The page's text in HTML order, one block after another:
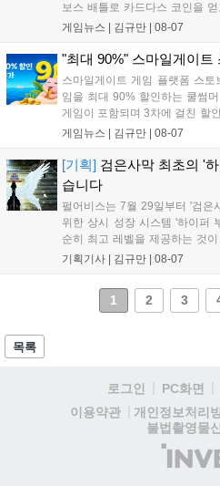
보스 배틀로 카드다스 코인을
담을 획득할 수 있다. 로그인 보
원 증정한다. 또한 9월 30일까지
할 수 있다....
게임뉴스 | 김규만 08-07
"최대 90%" 스마일게이트
스마일게이트 게임 플랫폼 스
임을 최대 90% 할인하는 쿨썸
게임이 포함되며 3차에 걸친 할
경성 배경의 신작 그날의 신문
은 공식 페이지에서 확인 가능하
게임뉴스 | 김규만 08-07
[기획] 검은사막 최초의 '
습니다
펄어비스는 7월 29일부터 '검은
위한 상시 성장 시스템 '하이퍼
순히 최고 레벨을 제공하는 것
아 아카데미 수료, 아침의 나라
용자는 과제를 완수하며 동(V)
자드 장신구 등을 획득해 주요
기획기사 | 김규만 08-07
1 2 3
목록
로그인 PC화면
이용약관
개인정보처리
불법촬영물
(
인